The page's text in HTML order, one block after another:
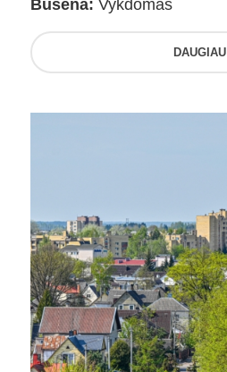
Būsena: Vykdomas
DAUGIAU